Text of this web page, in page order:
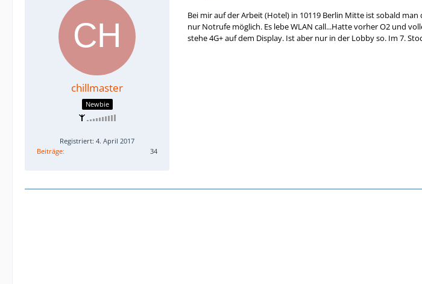
chillmaster
Newbie
Registriert: 4. April 2017
Beiträge
34
Bei mir auf der Arbeit (Hotel) in 10119 Berlin Mitte ist sobald
nur Notrufe möglich. Es lebe WLAN call...Hatte vorher O2 und
stehe 4G+ auf dem Display. Ist aber nur in der Lobby so. Im 7.